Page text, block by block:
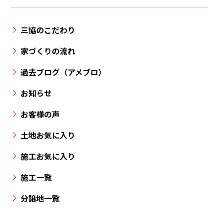
町・
豊
市・
亀
市・
松
市
香
の
三協のこだわり
家づくりの流れ
過去ブログ（アメブロ）
お知らせ
お客様の声
土地お気に入り
施工お気に入り
施工一覧
分譲地一覧